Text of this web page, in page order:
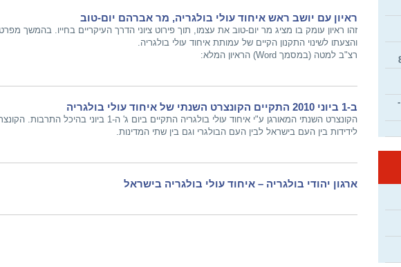
העליה הגדולה 12/1947 -
ראיון עם יושב ראש איחוד עולי בולגריה, מר אברהם יום-טוב
זהו ראיון עומק בו מציג מר יום-טוב את עצמו, תוך פירוט ציוני הדרך העיקריים בחייו. בהמשך
והצעתו לשינוי התקנון הקיים של עמותת איחוד עולי בולגריה.
רצ"ב למטה (במסמך Word) הראיון המלא:
ב-1 ביוני 2010 התקיים הקונצרט השנתי של איחוד עולי בולגריה
הקונצרט השנתי המאורגן ע"י איחוד עולי בולגריה
לידידות בין העם בישראל לבין העם הבולגרי וגם בין שתי המדינות.
ארגון יהודי בולגריה – איחוד עולי בולגריה בישראל